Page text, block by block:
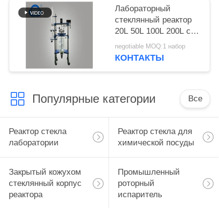
химических
применений
Лабораторный
стеклянный реактор
20L 50L 100L 200L с
боросиликатом 3.3
Стекло и 304
negotiable MOQ:1 набор
КОНТАКТЫ
Популярные категории Все
Реактор стекла
лаборатории
Реактор стекла для
химической посуды
Закрытый кожухом
стеклянный корпус
реактора
Промышленный
роторный
испаритель